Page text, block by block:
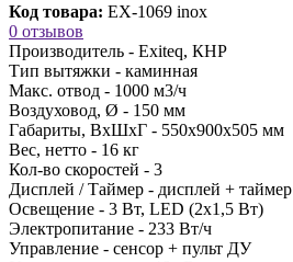
Код товара: EX-1069 inox
0 отзывов
Производитель - Exiteq, КНР
Тип вытяжки - каминная
Макс. отвод - 1000 м3/ч
Воздуховод, Ø - 150 мм
Габариты, ВхШхГ - 550х900х505 мм
Вес, нетто - 16 кг
Кол-во скоростей - 3
Дисплей / Таймер - дисплей + таймер
Освещение - 3 Вт, LED (2х1,5 Вт)
Электропитание - 233 Вт/ч
Управление - сенсор + пульт ДУ